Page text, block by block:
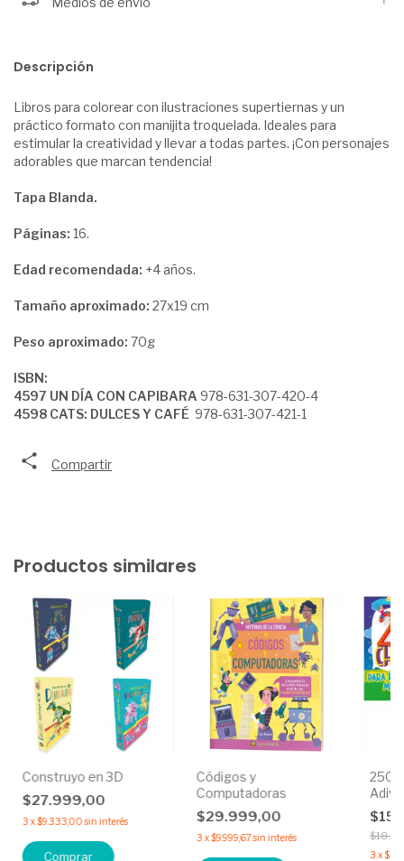
Descripción
Libros para colorear con ilustraciones supertiernas y un
práctico formato con manijita troquelada. Ideales para
estimular la creatividad y llevar a todas partes. ¡Con personajes
adorables que marcan tendencia!
Tapa Blanda.
Páginas: 16.
Edad recomendada: +4 años.
Tamaño aproximado: 27x19 cm
Peso aproximado: 70g
ISBN:
4597 UN DÍA CON CAPIBARA 978-631-307-420-4
4598 CATS: DULCES Y CAFÉ 978-631-307-421-1
Compartir
Productos similares
Construyo en 3D
$27.999,00
3 x$9.333,00 sin interés
Comprar
Códigos y
Computadoras
$29.999,00
3 x$9.999,67sin interés
250
3 x